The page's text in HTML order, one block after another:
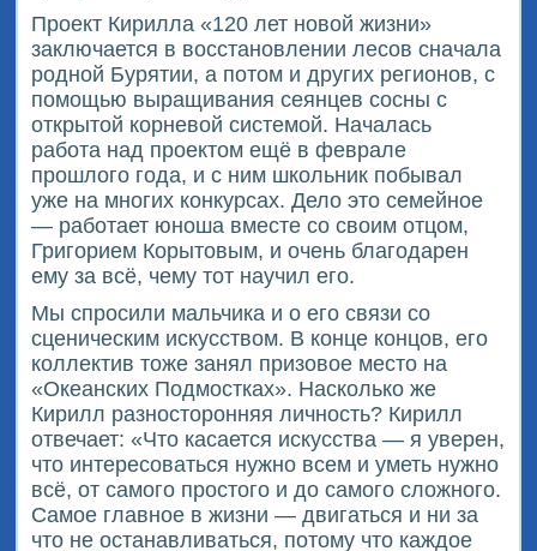
Проект Кирилла «120 лет новой жизни»
заключается в восстановлении лесов сначала
родной Бурятии, а потом и других регионов, с
помощью выращивания сеянцев сосны с
открытой корневой системой. Началась
работа над проектом ещё в феврале
прошлого года, и с ним школьник побывал
уже на многих конкурсах. Дело это семейное
— работает юноша вместе со своим отцом,
Григорием Корытовым, и очень благодарен
ему за всё, чему тот научил его.
Мы спросили мальчика и о его связи со
сценическим искусством. В конце концов, его
коллектив тоже занял призовое место на
«Океанских Подмостках». Насколько же
Кирилл разносторонняя личность? Кирилл
отвечает: «Что касается искусства — я уверен,
что интересоваться нужно всем и уметь нужно
всё, от самого простого и до самого сложного.
Самое главное в жизни — двигаться и ни за
что не останавливаться, потому что каждое